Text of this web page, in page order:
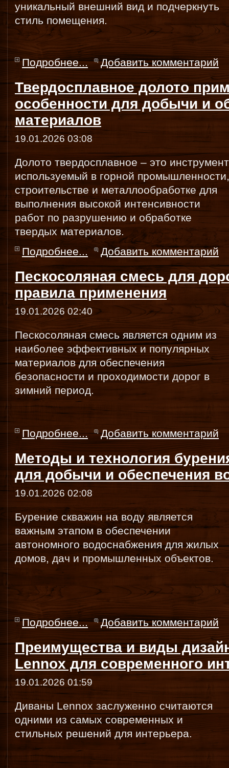
уникальный внешний вид и подчеркнуть
стиль помещения.
Подробнее... Добавить комментарий
Твердосплавное долото
особенности для добычи и
материалов
19.01.2026 03:08
Долото твердосплавное – это
используемый в горной промышленности,
строительстве и металлообработке для
выполнения высокой интенсивности
работ по разрушению и обработке
твердых материалов.
Подробнее...
Добавить комментарий
Пескосоляная смесь для
правила применения
19.01.2026 02:40
Пескосоляная смесь является одним из
наиболее эффективных и популярных
материалов для обеспечения
безопасности и проходимости дорог в
зимний период.
Подробнее... Добавить комментарий
Методы и технология
для добычи и обеспечения
19.01.2026 02:08
Бурение скважин на воду является
важным этапом в обеспечении
автономного водоснабжения для жилых
домов, дач и промышленных объектов.
Подробнее... Добавить комментарий
Преимущества и виды
Lennox для современного
19.01.2026 01:59
Диваны Lennox заслуженно считаются
одними из самых современных и
стильных решений для интерьера.